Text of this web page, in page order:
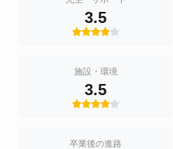
3.5
施設・環境
3.5
卒業後の進路